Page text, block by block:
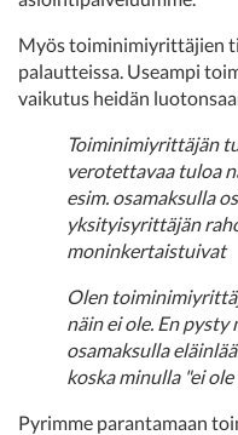
Myös toiminimiyrittäjien
palautteissa. Useampi
vaikutus heidän
Toiminimiyrittäjän
verotettavaa tuloa
esim. osamaksulla
yksityisyrittäjän
moninkertaistuivat
Olen
näin ei ole. En pysty
osamaksulla
koska minulla "ei
Pyrimme parantamaan